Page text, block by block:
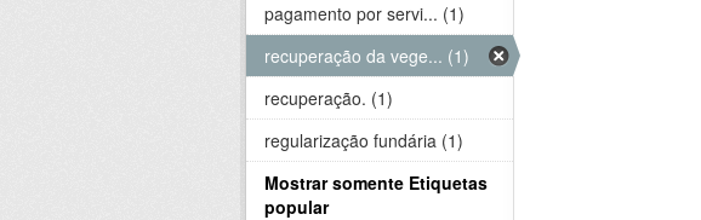
pagamento por servi... (1)
recuperação da vege... (1)
recuperação. (1)
regularização fundária (1)
Mostrar somente Etiquetas
popular